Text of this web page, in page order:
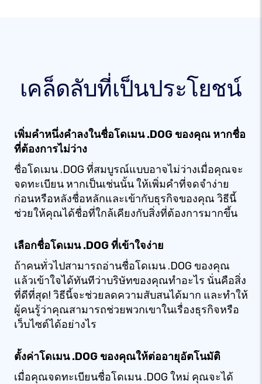
เคล็ดลับที่เป็นประโยชน์
เพิ่มคำหนึ่งคำลงในชื่อโดเมน .DOG ของคุณ หากชื่อ
ที่ต้องการไม่ว่าง
ชื่อโดเมน .DOG ที่สมบูรณ์แบบอาจไม่ว่างเมื่อคุณจะ
จดทะเบียน หากเป็นเช่นนั้น ให้เพิ่มคำที่จดจำง่าย
ก่อนหรือหลังชื่อหลักและเข้ากับธุรกิจของคุณ วิธีนี้
ช่วยให้คุณได้ชื่อที่ใกล้เคียงกับสิ่งที่ต้องการมากขึ้น
เลือกชื่อโดเมน .DOG ที่เข้าใจง่าย
ถ้าคนทั่วไปสามารถอ่านชื่อโดเมน .DOG ของคุณ
แล้วเข้าใจได้ทันทีว่าบริษัทของคุณทำอะไร นั่นคือสิ่ง
ที่ดีที่สุด! วิธีนี้จะช่วยลดความสับสนได้มาก และทำให้
ผู้คนรู้ว่าคุณสามารถช่วยพวกเขาในเรื่องธุรกิจหรือ
เว็บไซต์ได้อย่างไร
ตั้งค่าโดเมน .DOG ของคุณให้ต่ออายุอัตโนมัติ
เมื่อคุณจดทะเบียนชื่อโดเมน .DOG ใหม่ คุณจะได้